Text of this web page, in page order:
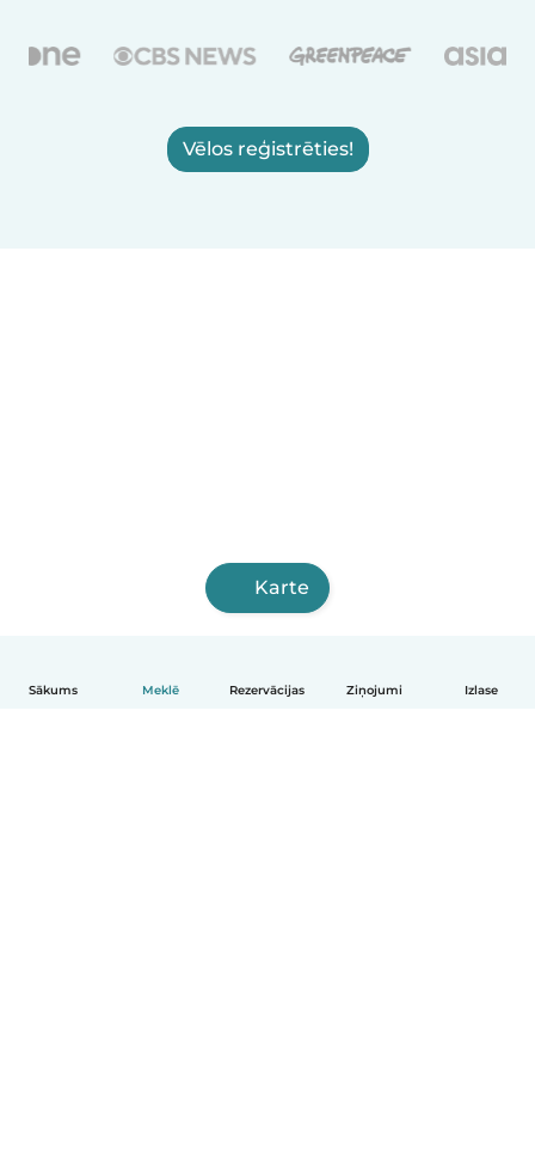
Sākums Meklē Rezervācijas Ziņojumi Izlase
Vēlos reģistrēties!
Karte